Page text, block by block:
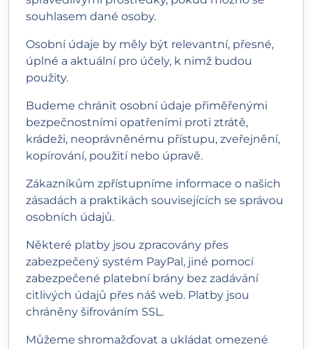
souhlasem dané osoby.
Osobní údaje by měly být relevantní, přesné,
úplné a aktuální pro účely, k nimž budou
použity.
Budeme chránit osobní údaje přiměřenými
bezpečnostními opatřeními proti ztrátě,
krádeži, neoprávněnému přístupu, zveřejnění,
kopírování, použití nebo úpravě.
Zákazníkům zpřístupníme informace o našich
zásadách a praktikách souvisejících se správou
osobních údajů.
Některé platby jsou zpracovány přes
zabezpečený systém PayPal, jiné pomocí
zabezpečené platební brány bez zadávání
citlivých údajů přes náš web. Platby jsou
chráněny šifrováním SSL.
Můžeme shromažďovat a ukládat omezené